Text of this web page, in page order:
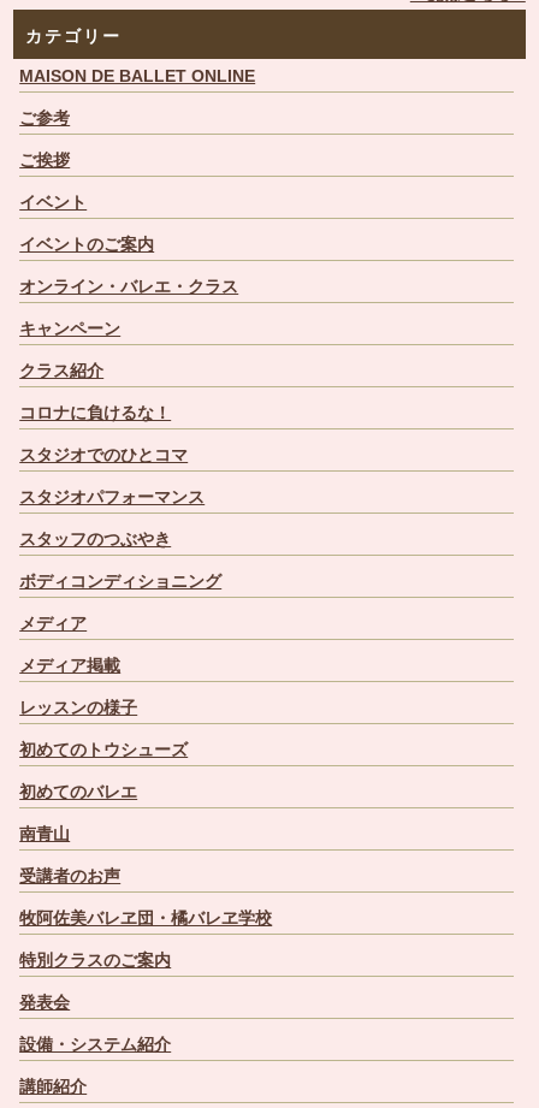
カテゴリー
MAISON DE BALLET ONLINE
ご参考
ご挨拶
イベント
イベントのご案内
オンライン・バレエ・クラス
キャンペーン
クラス紹介
コロナに負けるな！
スタジオでのひとコマ
スタジオパフォーマンス
スタッフのつぶやき
ボディコンディショニング
メディア
メディア掲載
レッスンの様子
初めてのトウシューズ
初めてのバレエ
南青山
受講者のお声
牧阿佐美バレヱ団・橘バレヱ学校
特別クラスのご案内
発表会
設備・システム紹介
講師紹介